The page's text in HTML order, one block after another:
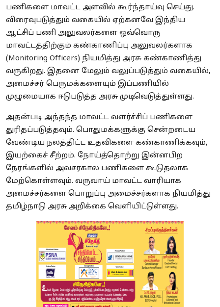
பணிகளை மாவட்ட அளவில் கூர்ந்தாய்வு செய்து.
விரைவுபடுத்தும் வகையில் ஏற்கனவே இந்திய
ஆட்சிப் பணி அலுவலர்களை ஒவ்வொரு
மாவட்டத்திற்கும் கண்காணிப்பு அலுவலர்களாக
(Monitoring Officers) நியமித்து அரசு கண்காணித்து
வருகிறது. இதனை மேலும் வலுப்படுத்தும் வகையில்,
அமைச்சர் பெருமக்களையும் இப்பணியில்
முழுமையாக ஈடுபடுத்த அரசு முடிவெடுத்துள்ளது.
அதன்படி அந்தந்த மாவட்ட வளர்ச்சிப் பணிகளை
துரிதப்படுத்தவும். பொதுமக்களுக்கு சென்றடைய
வேண்டிய நலத்திட்ட உதவிகளை கண்காணிக்கவும்,
இயற்கைச் சீற்றம். நோய்த்தொற்று இன்னபிற
நேரங்களில் அவசரகால பணிகளை கூடுதலாக
மேற்கொள்ளவும். வருவாய் மாவட்ட வாரியாக
அமைச்சர்களை பொறுப்பு அமைச்சர்களாக நியமித்து
தமிழ்நாடு அரசு அறிக்கை வெளியிட்டுள்ளது.